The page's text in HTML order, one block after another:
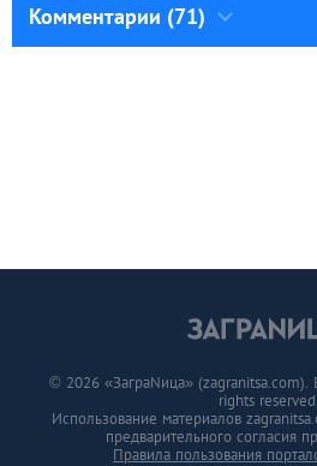
Комментарии (71)
© 2026 «ЗаграNица»
rights reserved.
Использование материалов
предварительного согласия
Правила пользования